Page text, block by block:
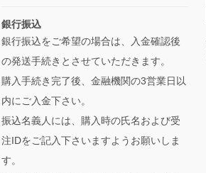
銀行振込
銀行振込をご希望の場合は、入金確認後
の発送手続きとさせていただきます。
購入手続き完了後、金融機関の3営業日以
内にご入金下さい。
振込名義人には、購入時の氏名および受
注IDをご記入下さいますようお願いしま
す。